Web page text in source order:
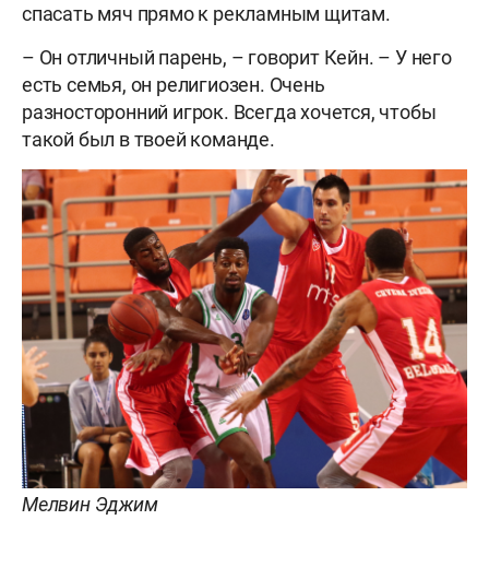
спасать мяч прямо к рекламным щитам.
– Он отличный парень, – говорит Кейн. – У него
есть семья, он религиозен. Очень
разносторонний игрок. Всегда хочется, чтобы
такой был в твоей команде.
Мелвин Эджим